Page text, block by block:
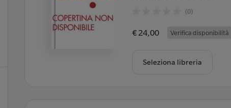
(0)
€ 24,00 Verifica disponibilità
Seleziona libreria